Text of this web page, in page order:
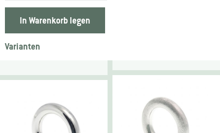
In Warenkorb legen
Varianten